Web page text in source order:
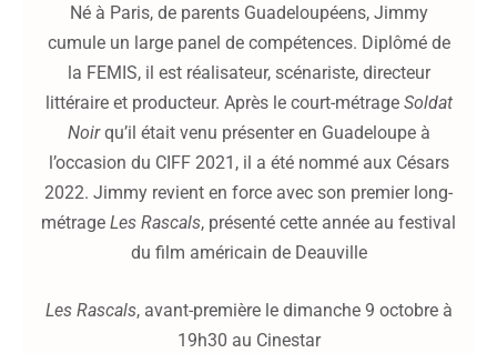
Né à Paris, de parents Guadeloupéens, Jimmy
cumule un large panel de compétences. Diplômé de
la FEMIS, il est réalisateur, scénariste, directeur
littéraire et producteur. Après le court-métrage Soldat
Noirqu’il était venu présenter en Guadeloupe à
l’occasion du CIFF 2021, il a été nommé aux Césars
2022. Jimmy revient en force avec son premier long-
métrage Les Rascals, présenté cette année au festival
du film américain de Deauville
Les Rascals, avant-première le dimanche 9 octobre à
19h30 au Cinestar